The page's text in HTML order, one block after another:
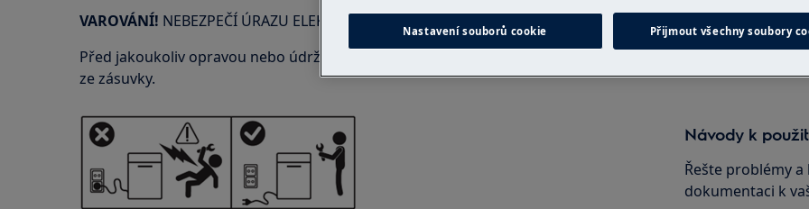
VAROVÁNÍ! NEBEZPEČÍ ÚRAZU ELEKTRICKÝM PROUDEM
Před jakoukoliv opravou nebo údržbou vypněte přístroj a odpojte síťovou zástrčku
ze zásuvky.
Návody k
Řešte problémy
dokumentaci k
Nastavení souborů cookie Přijmout všechny soubory